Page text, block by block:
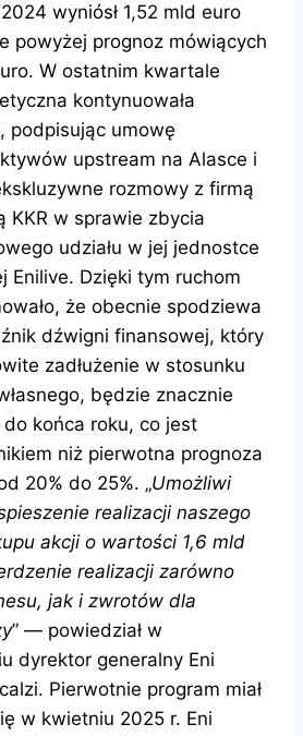
wyniósł 1,52 mld euro
powyżej prognoz mówiących
W ostatnim kwartale
kontynuowała
podpisując umowę
upstream na Alasce i
rozmowy z firmą
KKR w sprawie zbycia
udziału w jej jednostce
Enilive. Dzięki tym ruchom
że obecnie spodziewa
dźwigni finansowej, który
zadłużenie w stosunku
będzie znacznie
do końca roku, co jest
niż pierwotna prognoza
20% do 25%. „Umożliwi
realizacji naszego
akcji o wartości 1,6 mld
realizacji zarówno
jak i zwrotów dla
” — powiedział w
dyrektor generalny Eni
Pierwotnie program miał
w kwietniu 2025 r. Eni